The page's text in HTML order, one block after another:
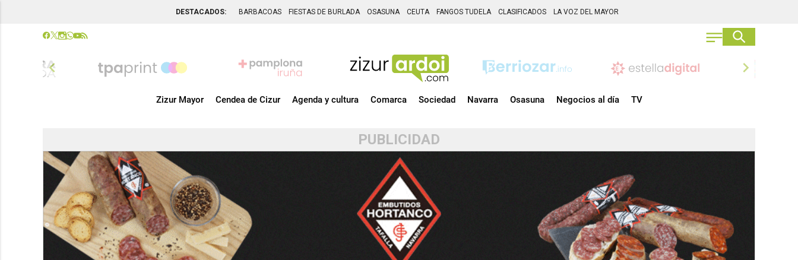
DESTACADOS: BARBACOAS FIESTAS DE BURLADA OSASUNA CEUTA FANGOS TUDELA CLASIFICADOS LA VOZ DEL MAYOR
chevron_left chevron_right
Zizur Mayor Cendea de Cizur Agenda y cultura Comarca Sociedad Navarra Osasuna Negocios al día TV
PUBLICIDAD